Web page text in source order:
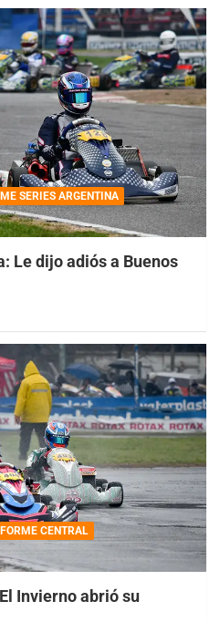
SERIES ARGENTINA
Le dijo adiós a Buenos
CENTRAL
Invierno abrió su